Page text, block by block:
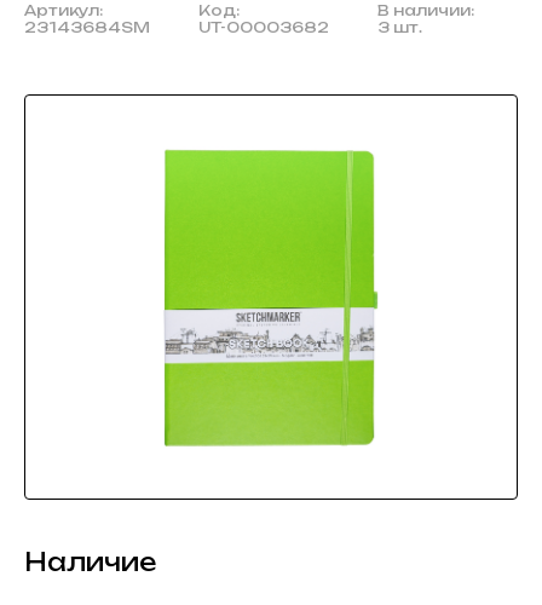
Артикул:
23143684SM
Код:
UT-00003682
В наличии:
3 шт.
Наличие